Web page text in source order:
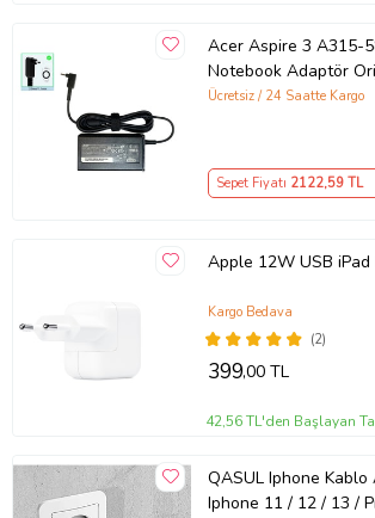
Acer Aspire 3 A315-
Notebook Adaptör
Ücretsiz / 24 Saatte Kargo
Sepet Fiyatı 2122,59 TL
Apple 12W USB
(2)
Kargo Bedava
399,00 TL
42,56 TL'den Başlayan
QASUL Iphone
Iphone 11 / 12 / 13 /